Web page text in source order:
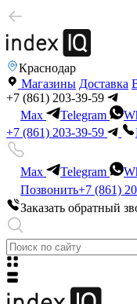
Краснодар
Магазины Доставка
+7 (861) 203-39-59
Max
Telegram
+7 (861) 203-39-59
Max Telegram
Позвонить+7 (861)
Заказать обратный